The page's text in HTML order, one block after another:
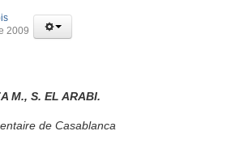
2009
M., S. EL ARABI.
de Casablanca